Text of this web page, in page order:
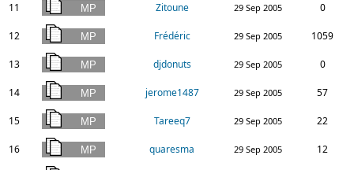
11 Zitoune 29 Sep 2005 0
12 Frédéric 29 Sep 2005 1059
13 djdonuts 29 Sep 2005 0
14 jerome1487 29 Sep 2005 57
15 Tareeq7 29 Sep 2005 22
16 quaresma 29 Sep 2005 12